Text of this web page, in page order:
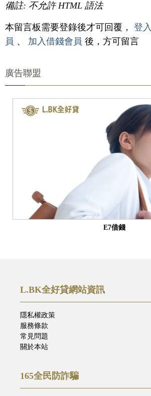
備註: 不允許 HTML 語法
本留言板需要登錄後才可回覆， 登入
員 、 加入借錢會員 後，方可留言
廣告聯盟
E7借錢
L.BK全好貸網站資訊
隱私權政策
服務條款
常見問題
關於本站
165全民防詐騙